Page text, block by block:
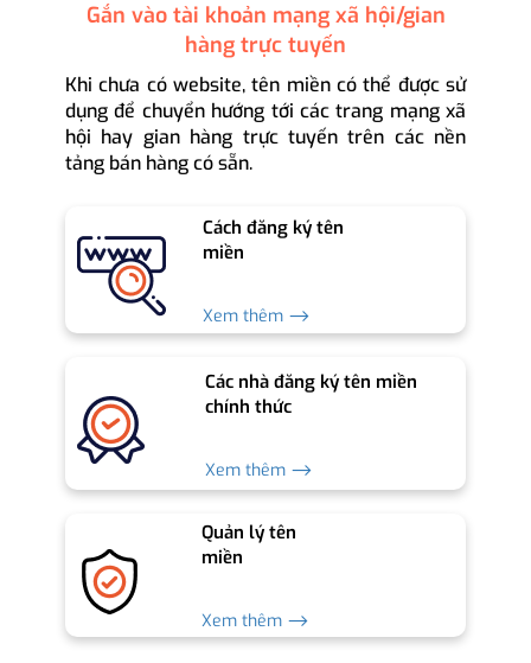
Gắn vào tài khoản mạng xã hội/gian
hàng trực tuyến
Khi chưa có website, tên miền có thể được sử
dụng để chuyển hướng tới các trang mạng xã
hội hay gian hàng trực tuyến trên các nền
tảng bán hàng có sẵn.
Cách đăng ký tên
miền
Xem thêm ⟶
Các nhà đăng ký tên miền
chính thức
Xem thêm ⟶
Quản lý tên
miền
Xem thêm ⟶